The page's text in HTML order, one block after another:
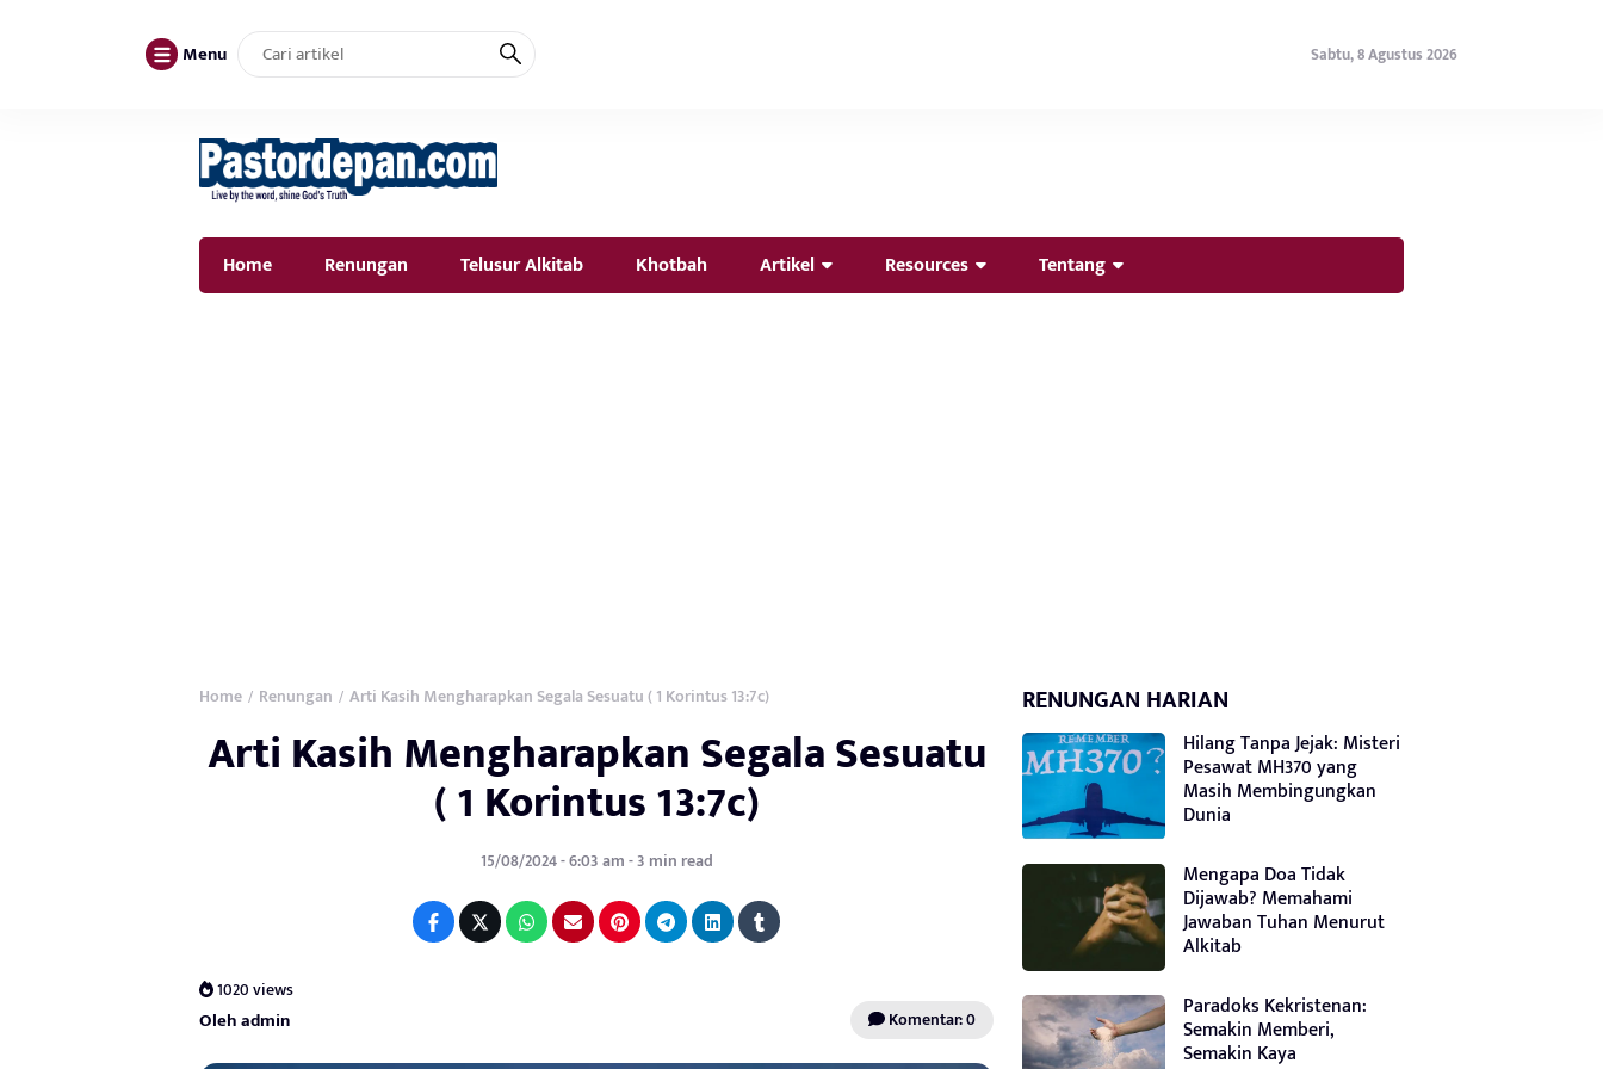
Menu Sabtu, 8 Agustus 2026
Home Renungan Telusur Alkitab Khotbah Artikel Resources Tentang
Home / Renungan / Arti Kasih Mengharapkan Segala Sesuatu ( 1 Korintus 13:7c)
Arti Kasih Mengharapkan Segala Sesuatu
( 1 Korintus 13:7c)
15/08/2024 - 6:03 am - 3 min read
1020 views
Oleh admin Komentar: 0
RENUNGAN HARIAN
Hilang Tanpa Jejak: Misteri
Pesawat MH370 yang
Masih Membingungkan
Dunia
Mengapa Doa Tidak
Dijawab? Memahami
Jawaban Tuhan Menurut
Alkitab
Paradoks Kekristenan:
Semakin Memberi,
Semakin Kaya